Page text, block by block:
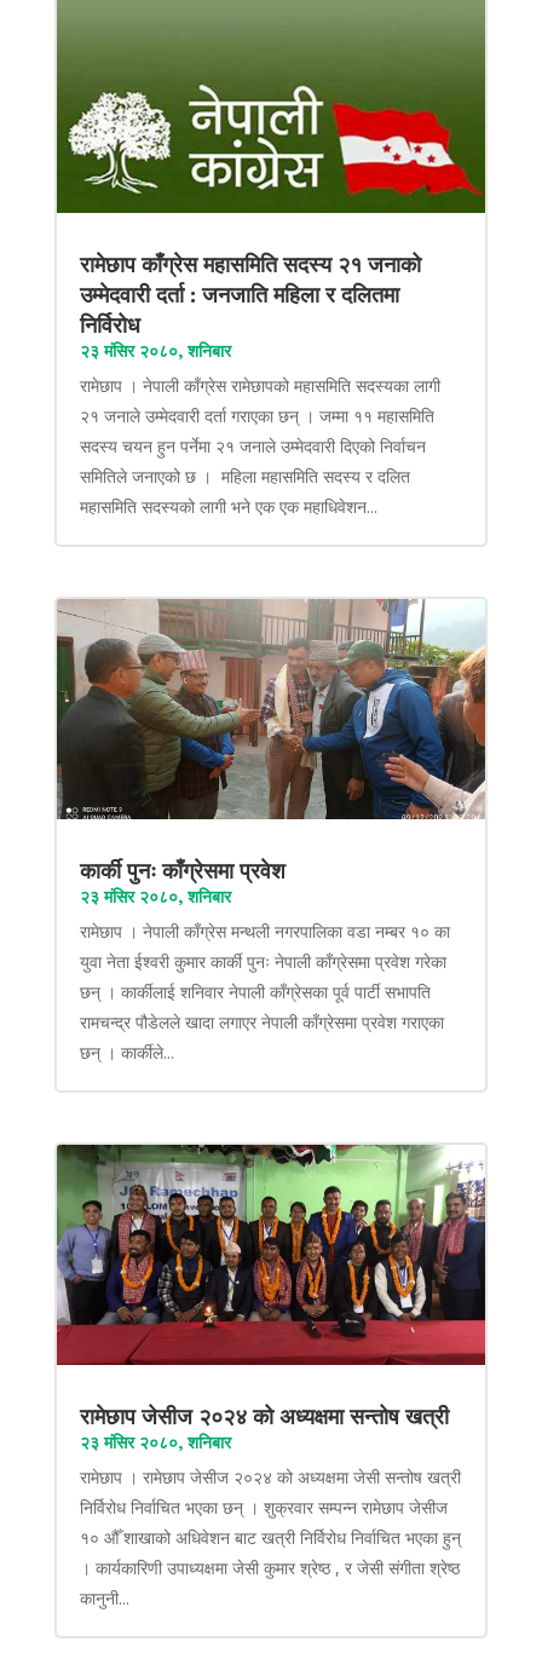
रामेछाप काँग्रेस महासमिति सदस्य २१ जनाको
उम्मेदवारी दर्ता : जनजाति महिला र दलितमा
निर्विरोध
२३ मंसिर २०८०, शनिबार
रामेछाप । नेपाली काँग्रेस रामेछापको महासमिति सदस्यका लागी
२१ जनाले उम्मेदवारी दर्ता गराएका छन् । जम्मा ११ महासमिति
सदस्य चयन हुन पर्नेमा २१ जनाले उम्मेदवारी दिएको निर्वाचन
समितिले जनाएको छ । महिला महासमिति सदस्य र दलित
महासमिति सदस्यको लागी भने एक एक महाधिवेशन...
कार्की पुनः काँग्रेसमा प्रवेश
२३ मंसिर २०८०, शनिबार
रामेछाप । नेपाली काँग्रेस मन्थली नगरपालिका वडा नम्बर १० का
युवा नेता ईश्वरी कुमार कार्की पुनः नेपाली काँग्रेसमा प्रवेश गरेका
छन् । कार्कीलाई शनिवार नेपाली काँग्रेसका पूर्व पार्टी सभापति
रामचन्द्र पौडेलले खादा लगाएर नेपाली काँग्रेसमा प्रवेश गराएका
छन् । कार्कीले...
रामेछाप जेसीज २०२४ को अध्यक्षमा सन्तोष खत्री
२३ मंसिर २०८०, शनिबार
रामेछाप । रामेछाप जेसीज २०२४ को अध्यक्षमा जेसी सन्तोष खत्री
निर्विरोध निर्वाचित भएका छन् । शुक्रवार सम्पन्न रामेछाप जेसीज
१० औँ शाखाको अधिवेशन बाट खत्री निर्विरोध निर्वाचित भएका हुन्
। कार्यकारिणी उपाध्यक्षमा जेसी कुमार श्रेष्ठ , र जेसी संगीता श्रेष्ठ
कानुनी...